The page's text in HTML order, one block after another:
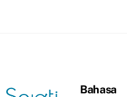
Bahasa